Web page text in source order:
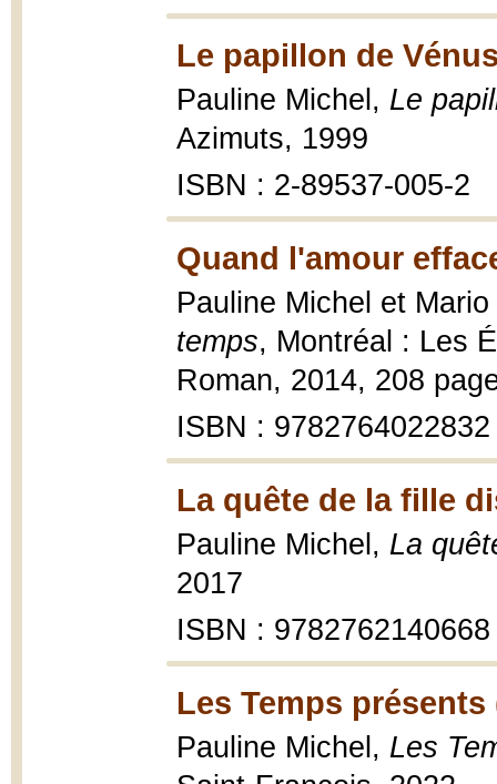
Le papillon de
Pauline Michel, Le
Azimuts, 1999
ISBN : 2-89537-005-2
Quand l'amour
Pauline Michel et
temps, Montréal : Les
Roman, 2014, 208
ISBN : 9782764022832
La quête de la fille
Pauline Michel, La
2017
ISBN : 9782762140668
Les Temps présents
Pauline Michel, Les